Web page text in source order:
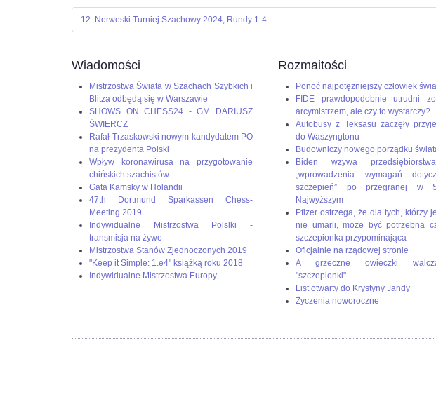
12. Norweski Turniej Szachowy 2024, Rundy 1-4
Wiadomości
Mistrzostwa Świata w Szachach Szybkich i
Blitza odbędą się w Warszawie
SHOWS ON CHESS24 - GM DARIUSZ
ŚWIERCZ
Rafał Trzaskowski nowym kandydatem PO
na prezydenta Polski
Wpływ koronawirusa na przygotowanie
chińskich szachistów
Gata Kamsky w Holandii
47th Dortmund Sparkassen Chess-
Meeting 2019
Indywidualne Mistrzostwa Polslki -
transmisja na żywo
Mistrzostwa Stanów Zjednoczonych 2019
"Keep it Simple: 1.e4" książką roku 2018
Indywidualne Mistrzostwa Europy
Rozmaitości
Ponoć najpotężniejszy człowiek
FIDE prawdopodobnie utrudni
arcymistrzem, ale czy to wystarczy?
Autobusy z Teksasu zaczęły
do Waszyngtonu
Budowniczy nowego porządku
Biden wzywa
„wprowadzenia wymagań
szczepień” po przegranej w
Najwyższym
Pfizer ostrzega, że dla tych, którzy
nie umarli, może być potrzebna
szczepionka przypominająca
Oficjalnie na rządowej stronie
A grzeczne owieczki
"szczepionki"
List otwarty do Krystyny Jandy
Życzenia noworoczne